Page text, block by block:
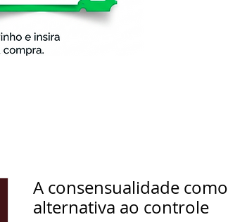
A consensualidade como
alternativa ao controle